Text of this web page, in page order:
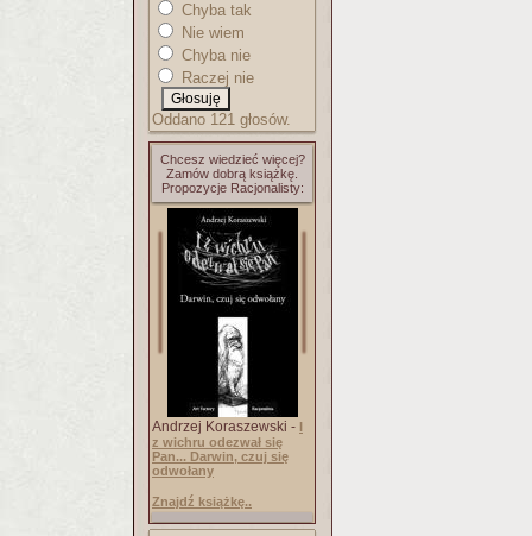
Chyba tak
Nie wiem
Chyba nie
Raczej nie
Oddano 121 głosów.
Chcesz wiedzieć więcej?
Zamów dobrą książkę.
Propozycje Racjonalisty:
Andrzej Koraszewski - I
z wichru odezwał się
Pan... Darwin, czuj się
odwołany
Znajdź książkę..